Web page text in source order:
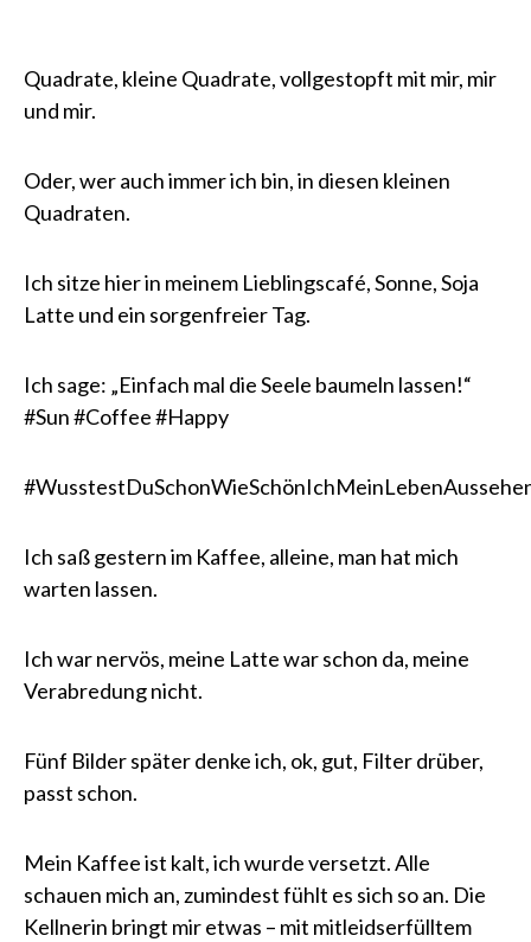
Quadrate, kleine Quadrate, vollgestopft mit mir, mir
und mir.
Oder, wer auch immer ich bin, in diesen kleinen
Quadraten.
Ich sitze hier in meinem Lieblingscafé, Sonne, Soja
Latte und ein sorgenfreier Tag.
Ich sage: „Einfach mal die Seele baumeln lassen!“
#Sun #Coffee #Happy
Ich saß gestern im Kaffee, alleine, man hat mich
warten lassen.
Ich war nervös, meine Latte war schon da, meine
Verabredung nicht.
Fünf Bilder später denke ich, ok, gut, Filter drüber,
passt schon.
Mein Kaffee ist kalt, ich wurde versetzt. Alle
schauen mich an, zumindest fühlt es sich so an. Die
Kellnerin bringt mir etwas – mit mitleidserfülltem